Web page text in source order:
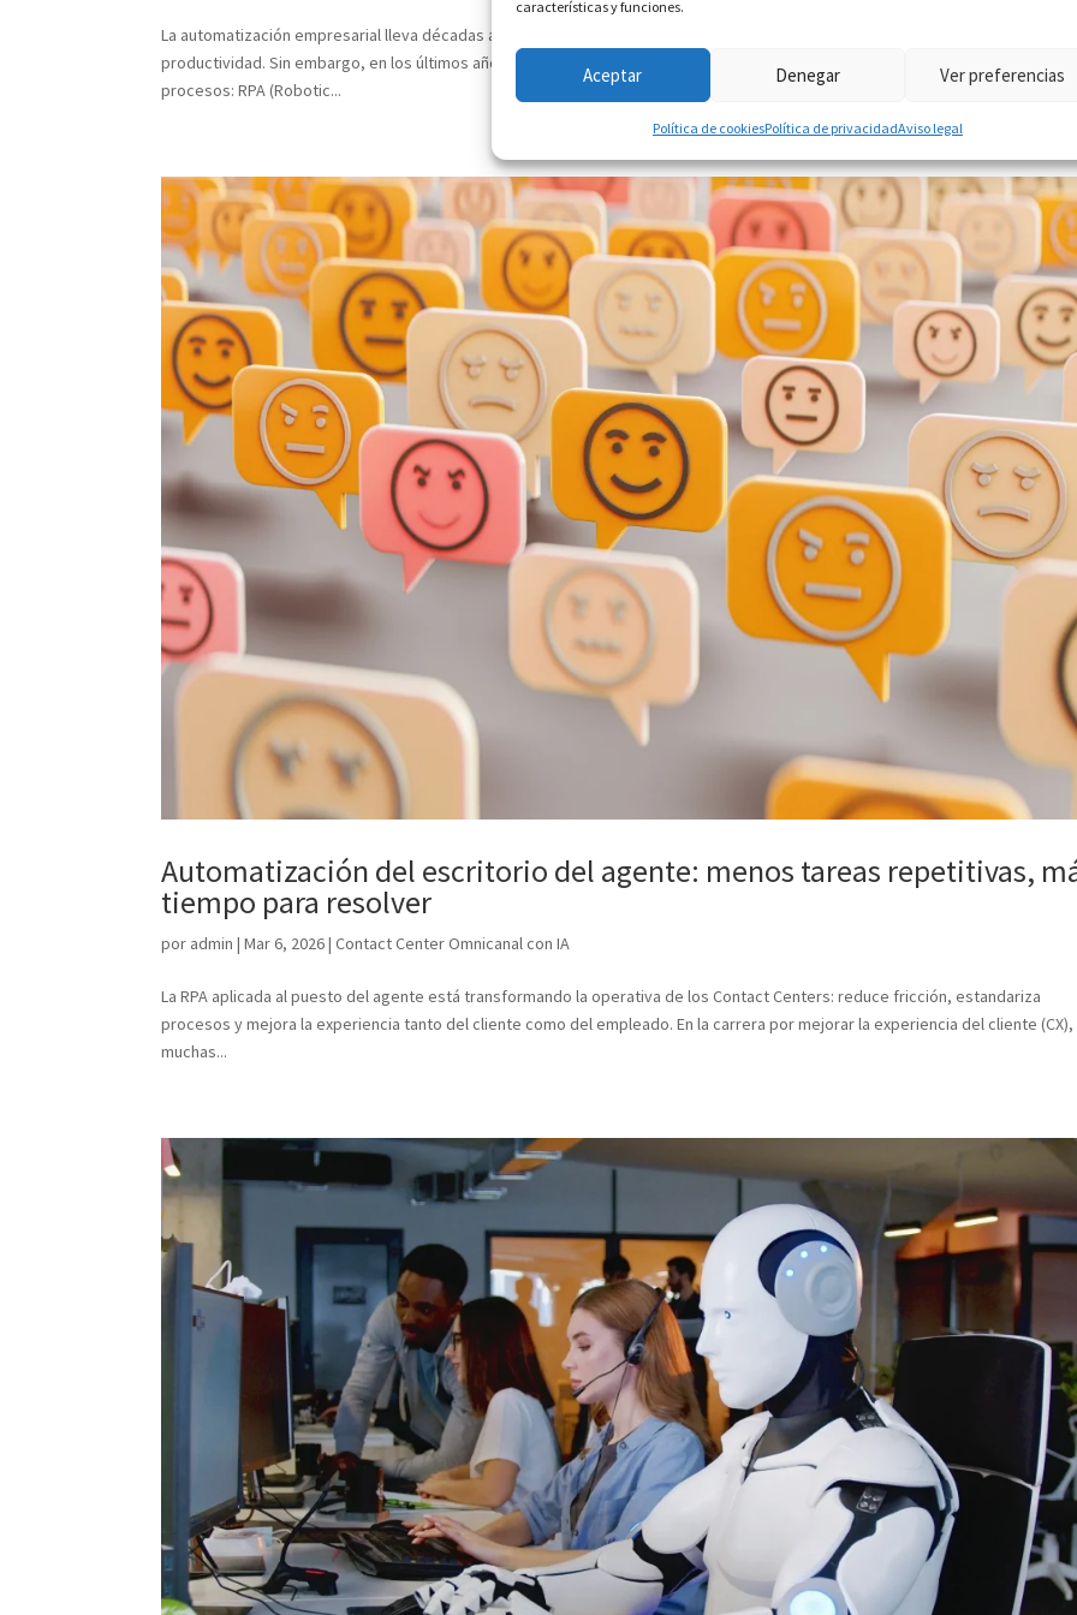
características y funciones.
Aceptar Denegar Ver preferencias
Política de cookiesPolítica de privacidadAviso legal
La automatización empresarial lleva décadas ayudando a las organizaciones a reducir errores, ahorrar tiempo y mejorar la
productividad. Sin embargo, en los últimos años ha surgido una tecnología que ha transformado la manera de automatizar
procesos: RPA (Robotic...
Automatización del escritorio del agente: menos tareas repetitivas,
tiempo para resolver
por admin |Mar 6, 2026|Contact Center Omnicanal con IA
La RPA aplicada al puesto del agente está transformando la operativa de los Contact Centers: reduce fricción, estandariza
procesos y mejora la experiencia tanto del cliente como del empleado. En la carrera por mejorar la experiencia del cliente (CX),
muchas...